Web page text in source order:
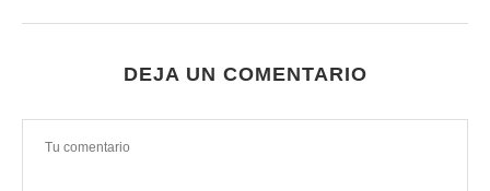
DEJA UN COMENTARIO